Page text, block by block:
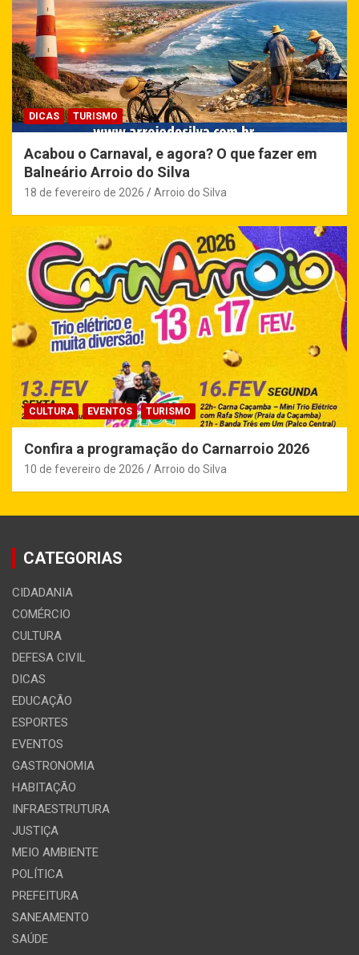
DICAS TURISMO
Acabou o Carnaval, e agora? O que fazer em
Balneário Arroio do Silva
18 de fevereiro de 2026 Arroio do Silva
CULTURA EVENTOS TURISMO
Confira a programação do Carnarroio 2026
10 de fevereiro de 2026 Arroio do Silva
CATEGORIAS
CIDADANIA
COMÉRCIO
CULTURA
DEFESA CIVIL
DICAS
EDUCAÇÃO
ESPORTES
EVENTOS
GASTRONOMIA
HABITAÇÃO
INFRAESTRUTURA
JUSTIÇA
MEIO AMBIENTE
POLÍTICA
PREFEITURA
SANEAMENTO
SAÚDE